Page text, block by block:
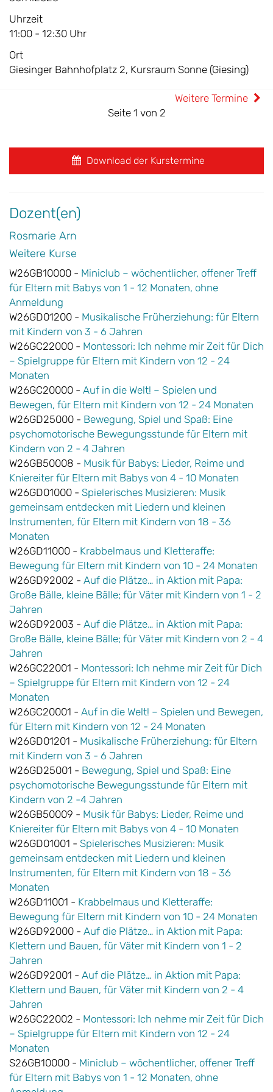
Uhrzeit
11:00 - 12:30 Uhr
Ort
Giesinger Bahnhofplatz 2, Kursraum Sonne (Giesing)
Weitere Termine
Seite 1 von 2
Download der Kurstermine
Dozent(en)
Rosmarie Arn
Weitere Kurse
W26GB10000 - Miniclub – wöchentlicher, offener Treff
für Eltern mit Babys von 1 - 12 Monaten, ohne
Anmeldung
W26GD01200 - Musikalische Früherziehung: für Eltern
mit Kindern von 3 - 6 Jahren
W26GC22000 - Montessori: Ich nehme mir Zeit für Dich
– Spielgruppe für Eltern mit Kindern von 12 - 24
Monaten
W26GC20000 - Auf in die Welt! – Spielen und
Bewegen, für Eltern mit Kindern von 12 - 24 Monaten
W26GD25000 - Bewegung, Spiel und Spaß: Eine
psychomotorische Bewegungsstunde für Eltern mit
Kindern von 2 - 4 Jahren
W26GB50008 - Musik für Babys: Lieder, Reime und
Kniereiter für Eltern mit Babys von 4 - 10 Monaten
W26GD01000 - Spielerisches Musizieren: Musik
gemeinsam entdecken mit Liedern und kleinen
Instrumenten, für Eltern mit Kindern von 18 - 36
Monaten
W26GD11000 - Krabbelmaus und Kletteraffe:
Bewegung für Eltern mit Kindern von 10 - 24 Monaten
W26GD92002 - Auf die Plätze… in Aktion mit Papa:
Große Bälle, kleine Bälle; für Väter mit Kindern von 1 - 2
Jahren
W26GD92003 - Auf die Plätze… in Aktion mit Papa:
Große Bälle, kleine Bälle; für Väter mit Kindern von 2 - 4
Jahren
W26GC22001 - Montessori: Ich nehme mir Zeit für Dich
– Spielgruppe für Eltern mit Kindern von 12 - 24
Monaten
W26GC20001 - Auf in die Welt! – Spielen und Bewegen,
für Eltern mit Kindern von 12 - 24 Monaten
W26GD01201 - Musikalische Früherziehung: für Eltern
mit Kindern von 3 - 6 Jahren
W26GD25001 - Bewegung, Spiel und Spaß: Eine
psychomotorische Bewegungsstunde für Eltern mit
Kindern von 2 -4 Jahren
W26GB50009 - Musik für Babys: Lieder, Reime und
Kniereiter für Eltern mit Babys von 4 - 10 Monaten
W26GD01001 - Spielerisches Musizieren: Musik
gemeinsam entdecken mit Liedern und kleinen
Instrumenten, für Eltern mit Kindern von 18 - 36
Monaten
W26GD11001 - Krabbelmaus und Kletteraffe:
Bewegung für Eltern mit Kindern von 10 - 24 Monaten
W26GD92000 - Auf die Plätze… in Aktion mit Papa:
Klettern und Bauen, für Väter mit Kindern von 1 - 2
Jahren
W26GD92001 - Auf die Plätze… in Aktion mit Papa:
Klettern und Bauen, für Väter mit Kindern von 2 - 4
Jahren
W26GC22002 - Montessori: Ich nehme mir Zeit für Dich
– Spielgruppe für Eltern mit Kindern von 12 - 24
Monaten
S26GB10000 - Miniclub – wöchentlicher, offener Treff
für Eltern mit Babys von 1 - 12 Monaten, ohne